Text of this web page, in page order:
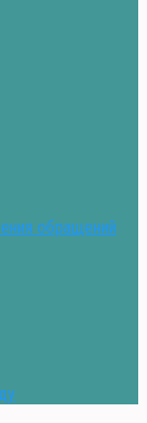
обращений